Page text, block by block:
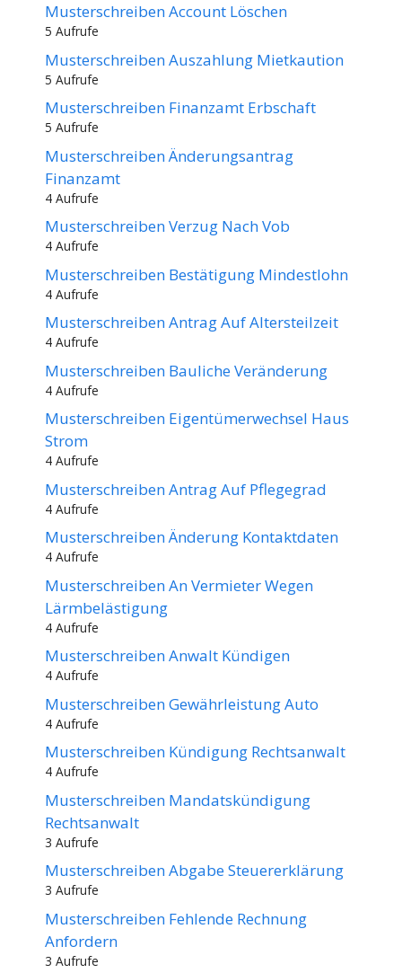
Musterschreiben Account Löschen
5 Aufrufe
Musterschreiben Auszahlung Mietkaution
5 Aufrufe
Musterschreiben Finanzamt Erbschaft
5 Aufrufe
Musterschreiben Änderungsantrag
Finanzamt
4 Aufrufe
Musterschreiben Verzug Nach Vob
4 Aufrufe
Musterschreiben Bestätigung Mindestlohn
4 Aufrufe
Musterschreiben Antrag Auf Altersteilzeit
4 Aufrufe
Musterschreiben Bauliche Veränderung
4 Aufrufe
Musterschreiben Eigentümerwechsel Haus
Strom
4 Aufrufe
Musterschreiben Antrag Auf Pflegegrad
4 Aufrufe
Musterschreiben Änderung Kontaktdaten
4 Aufrufe
Musterschreiben An Vermieter Wegen
Lärmbelästigung
4 Aufrufe
Musterschreiben Anwalt Kündigen
4 Aufrufe
Musterschreiben Gewährleistung Auto
4 Aufrufe
Musterschreiben Kündigung Rechtsanwalt
4 Aufrufe
Musterschreiben Mandatskündigung
Rechtsanwalt
3 Aufrufe
Musterschreiben Abgabe Steuererklärung
3 Aufrufe
Musterschreiben Fehlende Rechnung
Anfordern
3 Aufrufe